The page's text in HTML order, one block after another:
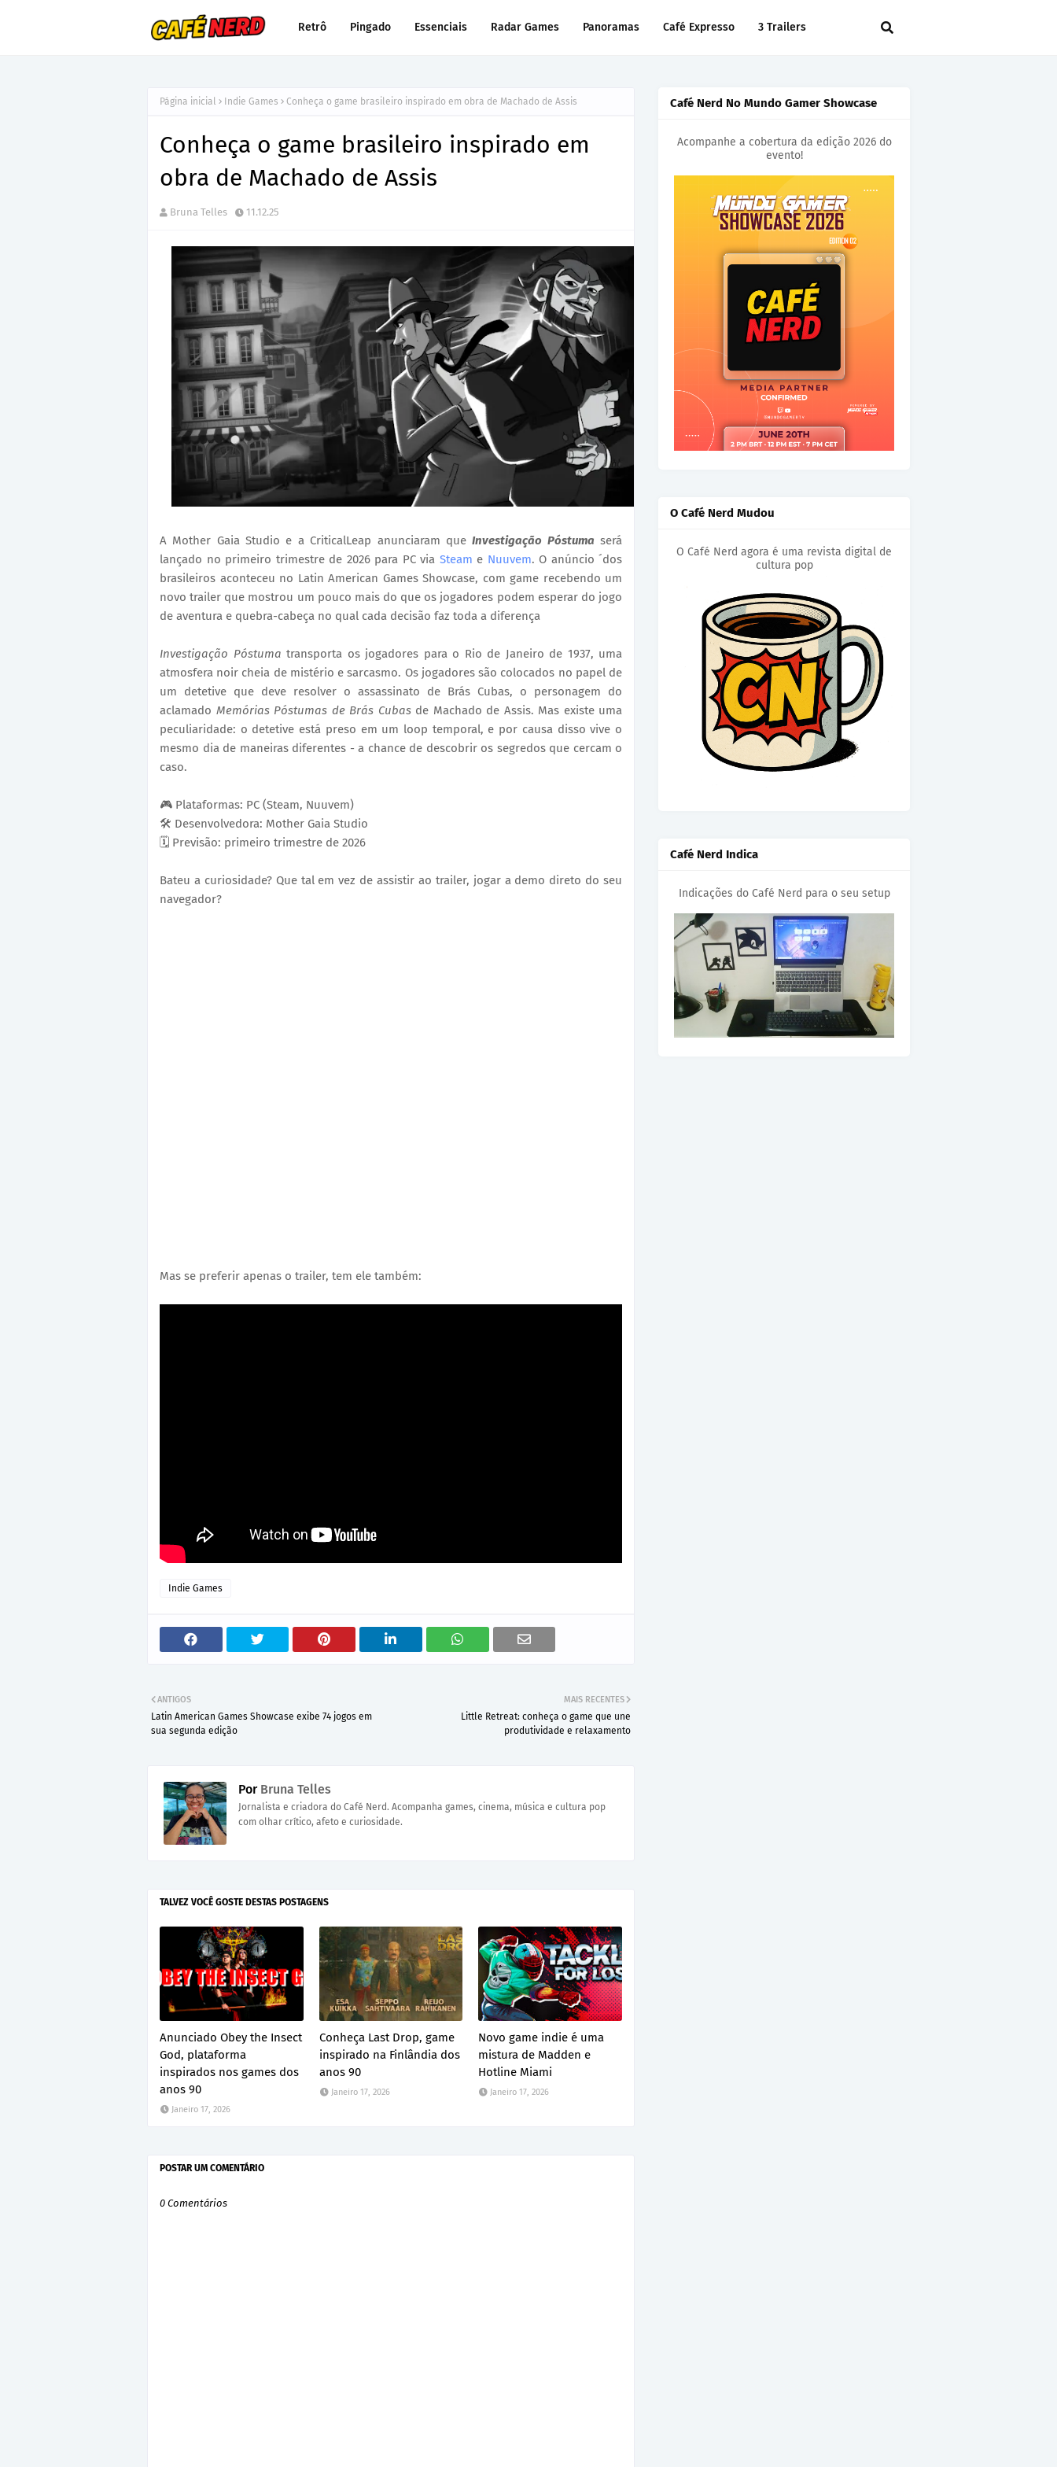
Retrô Pingado Essenciais Radar Games Panoramas Café Expresso 3 Trailers
Página inicial Indie Games Conheça o game brasileiro inspirado em obra de Machado de Assis
Conheça o game brasileiro inspirado em
obra de Machado de Assis
Bruna Telles 11.12.25
A Mother Gaia Studio e a CriticalLeap anunciaram queInvestigação Póstuma será
lançado no primeiro trimestre de 2026 para PC via Steam e Nuuvem. O anúncio ´dos
brasileiros aconteceu no Latin American Games Showcase, com game recebendo um
novo trailer que mostrou um pouco mais do que os jogadores podem esperar do jogo
de aventura e quebra-cabeça no qual cada decisão faz toda a diferença
Investigação Póstuma transporta os jogadores para o Rio de Janeiro de 1937, uma
atmosfera noir cheia de mistério e sarcasmo. Os jogadores são colocados no papel de
um detetive que deve resolver o assassinato de Brás Cubas, o personagem do
aclamado Memórias Póstumas de Brás Cubasde Machado de Assis. Mas existe uma
peculiaridade: o detetive está preso em um loop temporal, e por causa disso vive o
mesmo dia de maneiras diferentes - a chance de descobrir os segredos que cercam o
caso.
🎮 Plataformas: PC (Steam, Nuuvem)
🛠️ Desenvolvedora: Mother Gaia Studio
🗓️ Previsão: primeiro trimestre de 2026
Bateu a curiosidade? Que tal em vez de assistir ao trailer, jogar a demo direto do seu
navegador?
Mas se preferir apenas o trailer, tem ele também:
Indie Games
MAIS RECENTES
Little Retreat: conheça o game que une
produtividade e relaxamento
ANTIGOS
Latin American Games Showcase exibe 74 jogos em
sua segunda edição
PorBruna Telles
Jornalista e criadora do Café Nerd. Acompanha games, cinema, música e cultura pop
com olhar crítico, afeto e curiosidade.
TALVEZ VOCÊ GOSTE DESTAS POSTAGENS
Anunciado Obey the Insect
God, plataforma
inspirados nos games dos
anos 90
Janeiro 17, 2026
Conheça Last Drop, game
inspirado na Finlândia dos
anos 90
Janeiro 17, 2026
Novo game indie é uma
mistura de Madden e
Hotline Miami
Janeiro 17, 2026
POSTAR UM COMENTÁRIO
0 Comentários
Café Nerd No Mundo Gamer Showcase
Acompanhe a cobertura da edição 2026 do
evento!
O Café Nerd Mudou
O Café Nerd agora é uma revista digital de
cultura pop
Café Nerd Indica
Indicações do Café Nerd para o seu setup